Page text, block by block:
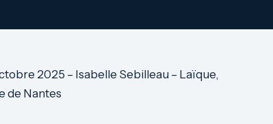
2025 – Isabelle Sebilleau – Laïque,
de Nantes